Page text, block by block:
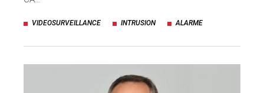
VIDEOSURVEILLANCE INTRUSION ALARME